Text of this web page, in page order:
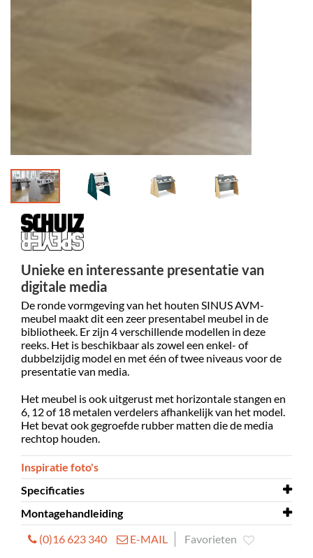
Unieke en interessante presentatie van
digitale media
De ronde vormgeving van het houten SINUS AVM-
meubel maakt dit een zeer presentabel meubel in de
bibliotheek. Er zijn 4 verschillende modellen in deze
reeks. Het is beschikbaar als zowel een enkel- of
dubbelzijdig model en met één of twee niveaus voor de
presentatie van media.
Het meubel is ook uitgerust met horizontale stangen en
6, 12 of 18 metalen verdelers afhankelijk van het model.
Het bevat ook gegroefde rubber matten die de media
rechtop houden.
Inspiratie foto's
Specificaties
Zelf te
monteren
ja
Montagehandleiding
Montagehandleiding
AVM-Meubel Sinus,
(0)16 623 340 E-MAIL Favorieten